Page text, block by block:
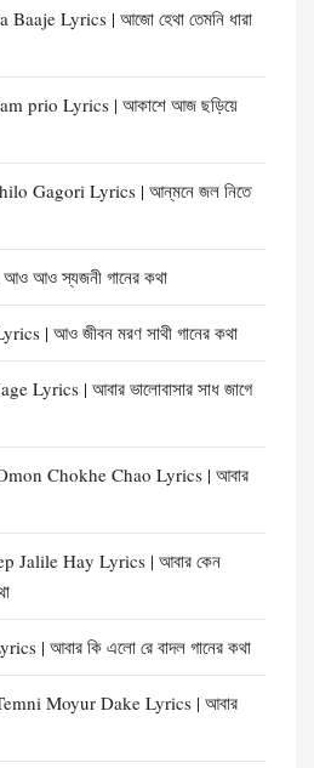
Lyrics | আজো হেথা তেমনি ধারা
prio Lyrics | আকাশে আজ ছড়িয়ে
Gagori Lyrics | আন্‌মনে জল নিতে
আও স্যজনী গানের কথা
| আও জীবন মরণ সাথী গানের কথা
Lyrics | আবার ভালোবাসার সাধ জাগে
Chokhe Chao Lyrics | আবার
Jalile Hay Lyrics | আবার কেন
| আবার কি এলো রে বাদল গানের কথা
Moyur Dake Lyrics | আবার